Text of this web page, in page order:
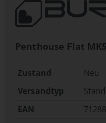
Penthouse Flat
Zustand
Neu
Versandtyp
EAN